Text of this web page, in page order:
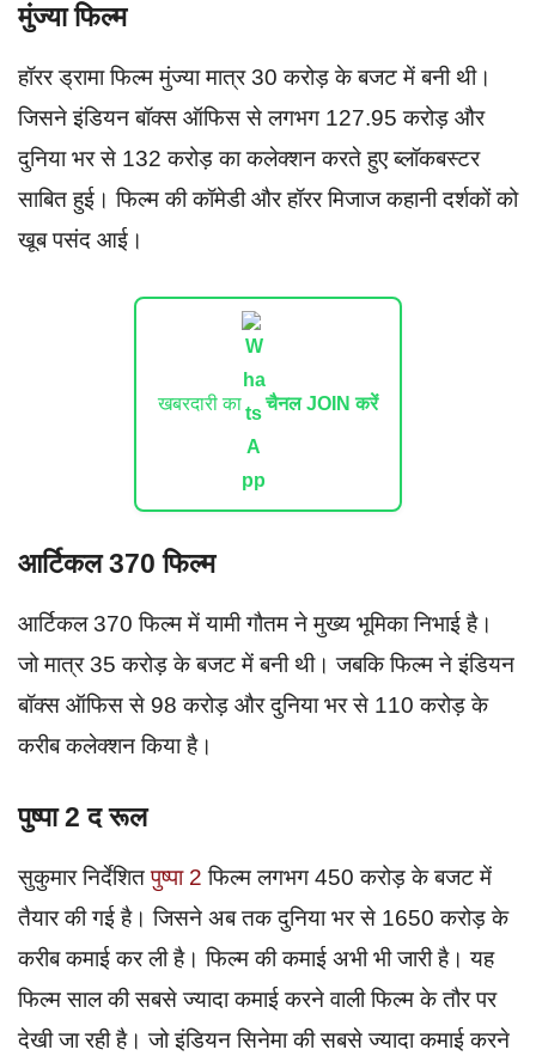
मुंज्या फिल्म
हॉरर ड्रामा फिल्म मुंज्या मात्र 30 करोड़ के बजट में बनी थी।
जिसने इंडियन बॉक्स ऑफिस से लगभग 127.95 करोड़ और
दुनिया भर से 132 करोड़ का कलेक्शन करते हुए ब्लॉकबस्टर
साबित हुई। फिल्म की कॉमेडी और हॉरर मिजाज कहानी दर्शकों को
खूब पसंद आई।
खबरदारी का चैनल JOIN करें
आर्टिकल 370 फिल्म
आर्टिकल 370 फिल्म में यामी गौतम ने मुख्य भूमिका निभाई है।
जो मात्र 35 करोड़ के बजट में बनी थी। जबकि फिल्म ने इंडियन
बॉक्स ऑफिस से 98 करोड़ और दुनिया भर से 110 करोड़ के
करीब कलेक्शन किया है।
पुष्पा 2 द रूल
सुकुमार निर्देशितपुष्पा 2 फिल्म लगभग 450 करोड़ के बजट में
तैयार की गई है। जिसने अब तक दुनिया भर से 1650 करोड़ के
करीब कमाई कर ली है। फिल्म की कमाई अभी भी जारी है। यह
फिल्म साल की सबसे ज्यादा कमाई करने वाली फिल्म के तौर पर
देखी जा रही है। जो इंडियन सिनेमा की सबसे ज्यादा कमाई करने